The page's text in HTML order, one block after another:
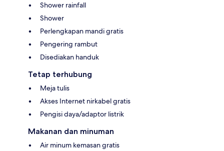
Shower rainfall
Shower
Perlengkapan mandi gratis
Pengering rambut
Disediakan handuk
Tetap terhubung
Meja tulis
Akses Internet nirkabel gratis
Pengisi daya/adaptor listrik
Makanan dan minuman
Air minum kemasan gratis